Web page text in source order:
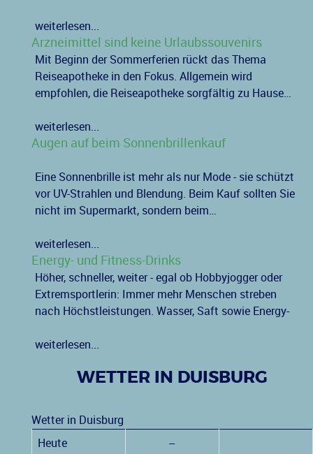
weiterlesen...
Arzneimittel sind keine Urlaubssouvenirs
Mit Beginn der Sommerferien rückt das Thema
Reiseapotheke in den Fokus. Allgemein wird
empfohlen, die Reiseapotheke sorgfältig zu Hause…
weiterlesen...
Augen auf beim Sonnenbrillenkauf
Eine Sonnenbrille ist mehr als nur Mode - sie schützt
vor UV-Strahlen und Blendung. Beim Kauf sollten Sie
nicht im Supermarkt, sondern beim…
weiterlesen...
Energy- und Fitness-Drinks
Höher, schneller, weiter - egal ob Hobbyjogger oder
Extremsportlerin: Immer mehr Menschen streben
nach Höchstleistungen. Wasser, Saft sowie Energy-
weiterlesen...
WETTER IN DUISBURG
Wetter in Duisburg
Heute
--